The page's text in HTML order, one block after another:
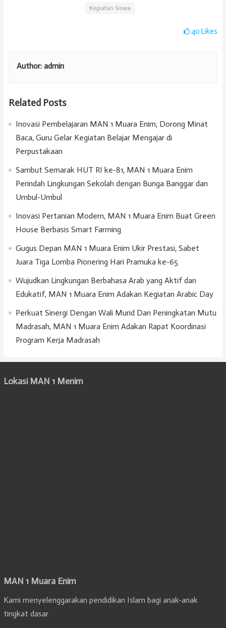
Kegiatan Siswa
40Likes
Author: admin
Related Posts
Inovasi Pembelajaran MAN 1 Muara Enim, Dorong Minat
Baca, Guru Gelar Kegiatan Belajar Mengajar di
Perpustakaan
Sambut Semarak HUT RI ke-81, MAN 1 Muara Enim
Perindah Lingkungan Sekolah dengan Bunga Banggar dan
Umbul-Umbul
Inovasi Pertanian Modern, MAN 1 Muara Enim Buat Green
House Berbasis Smart Farming
Gugus Depan MAN 1 Muara Enim Ukir Prestasi, Sabet
Juara Tiga Lomba Pionering Hari Pramuka ke-65
Wujudkan Lingkungan Berbahasa Arab yang Aktif dan
Edukatif, MAN 1 Muara Enim Adakan Kegiatan Arabic Day
Perkuat Sinergi Dengan Wali Murid Dan Peningkatan Mutu
Madrasah, MAN 1 Muara Enim Adakan Rapat Koordinasi
Program Kerja Madrasah
Lokasi MAN 1 Menim
MAN 1 Muara Enim
Kami menyelenggarakan pendidikan Islam bagi anak-anak
tingkat dasar